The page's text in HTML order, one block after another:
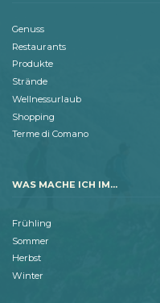
Genuss
Restaurants
Produkte
Strände
Wellnessurlaub
Shopping
Terme di Comano
WAS MACHE ICH IM...
Frühling
Sommer
Herbst
Winter